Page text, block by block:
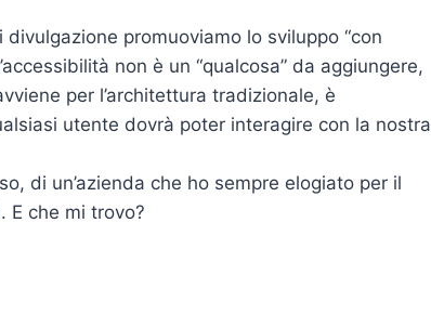
promuoviamo lo sviluppo “con
non è un “qualcosa” da aggiungere,
per l’architettura tradizionale, è
utente dovrà poter interagire con la nostra
di un’azienda che ho sempre elogiato per il
E che mi trovo?